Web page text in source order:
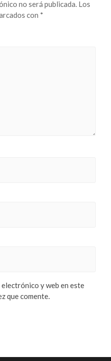
no será publicada. Los
con *
y web en este
que comente.